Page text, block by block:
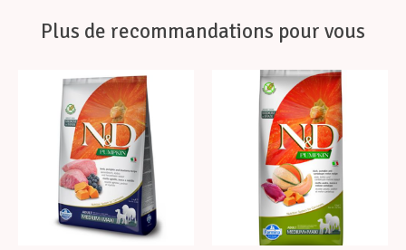
Plus de recommandations pour vous
Articles du carrousel de produits